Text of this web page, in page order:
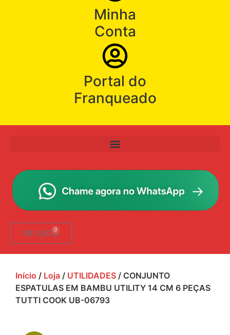
Minha
Conta
Portal do
Franqueado
R$ 0,00 0
Início / Loja / UTILIDADES / CONJUNTO
ESPATULAS EM BAMBU UTILITY 14 CM 6 PEÇAS
TUTTI COOK UB-06793